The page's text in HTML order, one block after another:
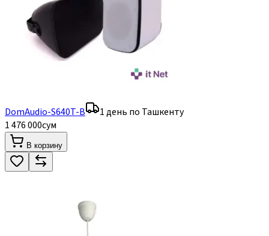
DomAudio-S640T-B
1 день по Ташкенту
1 476 000сум
В корзину